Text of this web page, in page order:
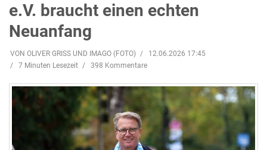
e.V. braucht einen echten
Neuanfang
VON OLIVER GRISS UND IMAGO (FOTO)
12.06.2026 17:45
7 Minuten Lesezeit
398 Kommentare